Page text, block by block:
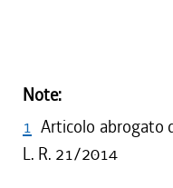
Note:
1 Articolo abrogato
L. R. 21/2014